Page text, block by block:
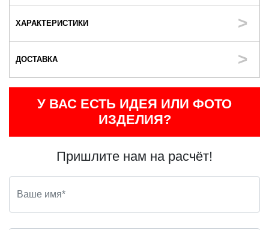
ХАРАКТЕРИСТИКИ
ДОСТАВКА
У ВАС ЕСТЬ ИДЕЯ ИЛИ ФОТО
ИЗДЕЛИЯ?
Пришлите нам на расчёт!